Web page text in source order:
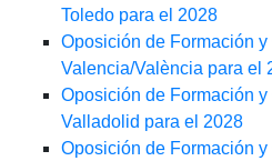
Toledo para el 2028
Oposición de Formación
Valencia/València para el
Oposición de Formación
Valladolid para el 2028
Oposición de Formación